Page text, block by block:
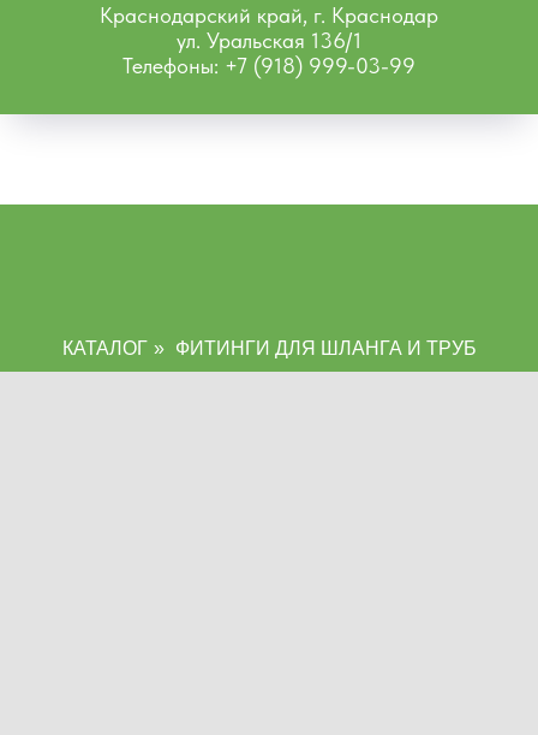
Краснодарский край, г. Краснодар
ул. Уральская 136/1
Телефоны: +7 (918) 999-03-99
КАТАЛОГ » ФИТИНГИ ДЛЯ ШЛАНГА И ТРУБ